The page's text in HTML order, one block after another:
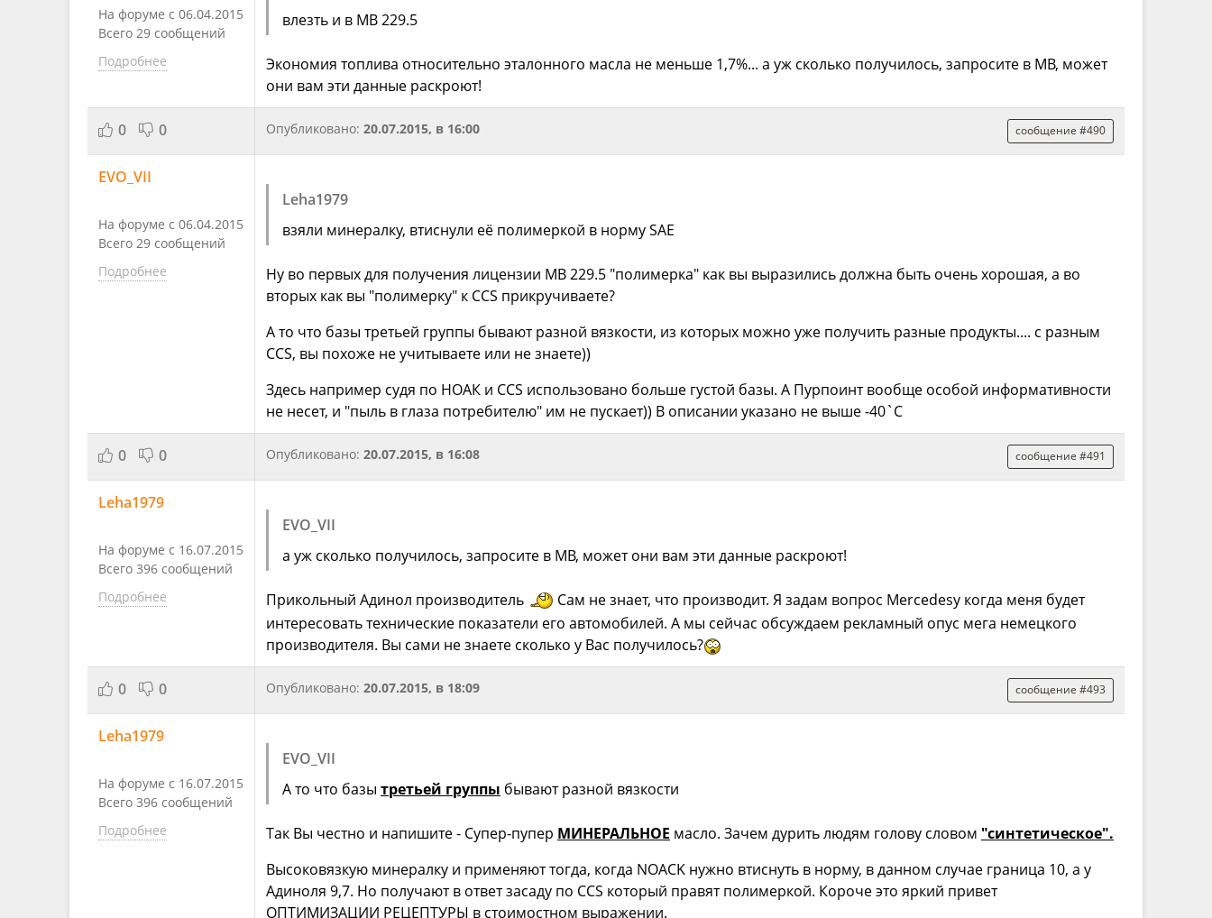
На форуме с 06.04.2015
Всего 29 сообщений
Подробнее
влезть и в MB 229.5
Экономия топлива относительно эталонного масла не меньше 1,7%... а уж сколько получилось, запросите в MB, может
они вам эти данные раскроют!
0 0 Опубликовано: 20.07.2015, в 16:00 сообщение #490
EVO_VII
На форуме с 06.04.2015
Всего 29 сообщений
Подробнее
Leha1979
взяли минералку, втиснули её полимеркой в норму SAE
Ну во первых для получения лицензии MB 229.5 "полимерка" как вы выразились должна быть очень хорошая, а во
вторых как вы "полимерку" к CCS прикручиваете?
А то что базы третьей группы бывают разной вязкости, из которых можно уже получить разные продукты.... с разным
CCS, вы похоже не учитываете или не знаете))
Здесь например судя по НОАК и CCS использовано больше густой базы. А Пурпоинт вообще особой информативности
не несет, и "пыль в глаза потребителю" им не пускает)) В описании указано не выше -40`C
0 0 Опубликовано: 20.07.2015, в 16:08 сообщение #491
Leha1979
На форуме с 16.07.2015
Всего 396 сообщений
Подробнее
EVO_VII
а уж сколько получилось, запросите в MB, может они вам эти данные раскроют!
Прикольный Адинол производитель
Сам не знает, что производит. Я задам вопрос Mercedesу когда меня будет
интересовать технические показатели его автомобилей. А мы сейчас обсуждаем рекламный опус мега немецкого
производителя. Вы сами не знаете сколько у Вас получилось?
0 0 Опубликовано: 20.07.2015, в 18:09 сообщение #493
Leha1979
На форуме с 16.07.2015
Всего 396 сообщений
Подробнее
EVO_VII
А то что базы третьей группы бывают разной вязкости
Так Вы честно и напишите - Супер-пупер МИНЕРАЛЬНОЕ масло. Зачем дурить людям голову словом "синтетическое".
Высоковязкую минералку и применяют тогда, когда NOACK нужно втиснуть в норму, в данном случае граница 10, а у
Адиноля 9,7. Но получают в ответ засаду по CCS который правят полимеркой. Короче это яркий привет
ОПТИМИЗАЦИИ РЕЦЕПТУРЫ в стоимостном выражении.